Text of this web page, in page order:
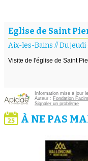
Eglise de Saint
Aix-les-Bains //Du jeudi
Visite de l'église de Saint
Information mise à jour
Auteur : Fondation Facim
Signaler un problème
À NE PAS